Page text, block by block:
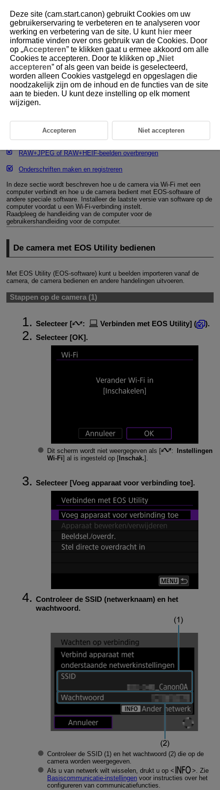
D388-177
Verbinding maken met EOS Utility
De camera met EOS Utility bedienen
Apparaten voor verbindingen bewerken/verwijderen
Opnieuw verbinden met gebruik van verbindingsinformatie
Meerdere beelden tegelijkertijd overbrengen (Direct Transfer)
RAW+JPEG of RAW+HEIF-beelden overbrengen
Onderschriften maken en registreren
In deze sectie wordt beschreven hoe u de camera via Wi-Fi met een
computer verbindt en hoe u de camera bedient met EOS-software of
andere speciale software. Installeer de laatste versie van software op de
computer voordat u een Wi-Fi-verbinding instelt.
Raadpleeg de handleiding van de computer voor de
gebruikershandleiding voor de computer.
De camera met EOS Utility bedienen
Met EOS Utility (EOS-software) kunt u beelden importeren vanaf de
camera, de camera bedienen en andere handelingen uitvoeren.
Stappen op de camera (1)
Selecteer [ : Verbinden met EOS Utility] (
).
Selecteer [OK].
Dit scherm wordt niet weergegeven als [ :
Instellingen
Wi-Fi] al is ingesteld op [Inschak.].
Selecteer [Voeg apparaat voor verbinding toe].
Controleer de SSID (netwerknaam) en het
wachtwoord.
Controleer de SSID (1) en het wachtwoord (2) die op de
camera worden weergegeven.
Als u van netwerk wilt wisselen, drukt u op
. Zie
Basiscommunicatie-instellingenvoor instructies over het
configureren van communicatiefuncties.
Deze site (cam.start.canon) gebruikt Cookies om uw
gebruikerservaring te verbeteren en te analyseren voor
werking en verbetering van de site. U kunt hier meer
informatie vinden over ons gebruik van de Cookies. Door
op „Accepteren” te klikken gaat u ermee akkoord om alle
Cookies te accepteren. Door te klikken op „Niet
accepteren” of als geen van beide is geselecteerd,
worden alleen Cookies vastgelegd en opgeslagen die
noodzakelijk zijn om de inhoud en de functies van de site
aan te bieden. U kunt deze instelling op elk moment
wijzigen.
Accepteren Niet accepteren